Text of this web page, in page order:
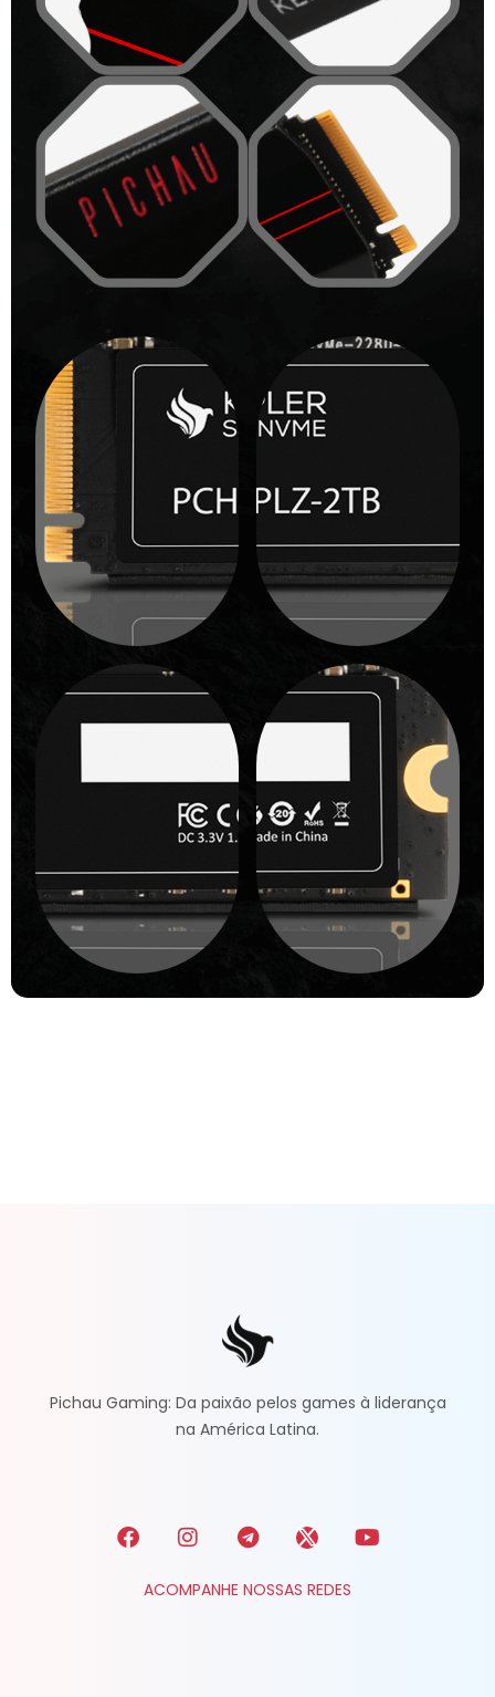
Pichau Gaming: Da paixão pelos games à liderança
na América Latina.
ACOMPANHE NOSSAS REDES